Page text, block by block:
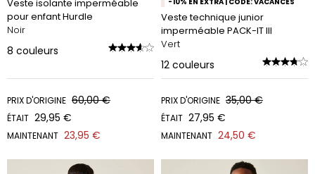
Veste isolante imperméable
pour enfant Hurdle
Noir
8 couleurs
PRIX D'ORIGINE 60,00 €
ÉTAIT 29,95 €
MAINTENANT 23,95 €
Veste technique junior
imperméable PACK-IT III
Vert
12 couleurs
PRIX D'ORIGINE 35,00 €
ÉTAIT 27,95 €
MAINTENANT 24,50 €